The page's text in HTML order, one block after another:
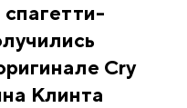
Cry
Клинта